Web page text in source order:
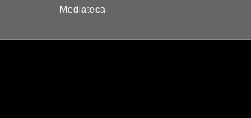
Mediateca